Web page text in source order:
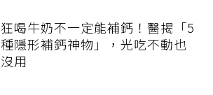
狂喝牛奶不一定能補鈣！醫揭「5
種隱形補鈣神物」，光吃不動也
沒用